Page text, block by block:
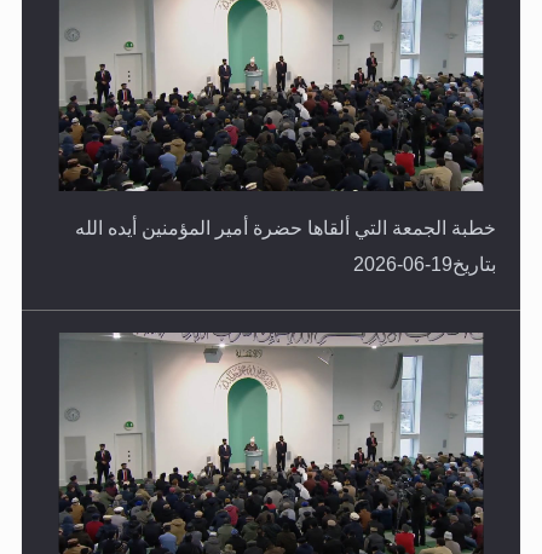
خطبة الجمعة التي ألقاها حضرة أمير المؤمنين أيده الله
بتاريخ19-06-2026